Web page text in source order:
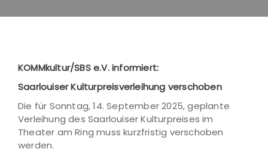
KOMMkultur/SBS e.V. informiert:
Saarlouiser Kulturpreisverleihung verschoben
Die für Sonntag, 14. September 2025, geplante
Verleihung des Saarlouiser Kulturpreises im
Theater am Ring muss kurzfristig verschoben
werden.